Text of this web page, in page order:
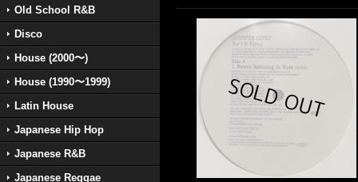
Old School R&B
Disco
House (2000〜)
House (1990〜1999)
Latin House
Japanese Hip Hop
Japanese R&B
Japanese Reggae